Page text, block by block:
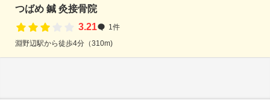
つばめ 鍼 灸接骨院
3.21
1件
淵野辺駅から徒歩4分（310m)